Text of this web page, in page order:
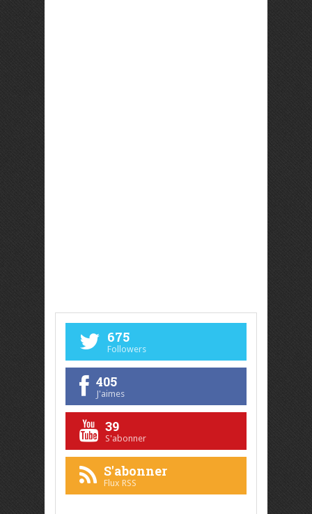
675
Followers
405
J'aimes
39
S'abonner
S'abonner
Flux RSS